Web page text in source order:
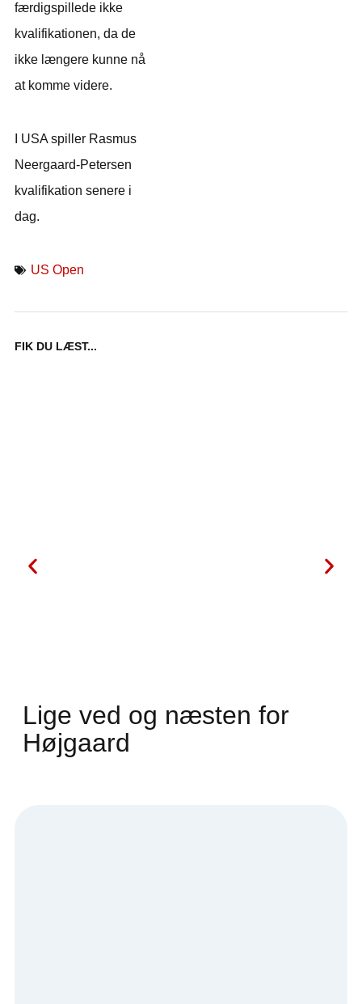
færdigspillede ikke
kvalifikationen, da de
ikke længere kunne nå
at komme videre.
I USA spiller Rasmus
Neergaard-Petersen
kvalifikation senere i
dag.
US Open
FIK DU LÆST...
Lige ved og næsten for
Højgaard